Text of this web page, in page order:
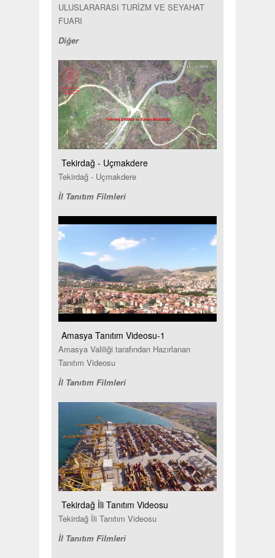
ULUSLARARASI TURİZM VE SEYAHAT
FUARI
Diğer
Tekirdağ - Uçmakdere
Tekirdağ - Uçmakdere
İl Tanıtım Filmleri
Amasya Tanıtım Videosu-1
Amasya Valiliği tarafından Hazırlanan
Tanıtım Videosu
İl Tanıtım Filmleri
Tekirdağ İli Tanıtım Videosu
Tekirdağ İli Tanıtım Videosu
İl Tanıtım Filmleri